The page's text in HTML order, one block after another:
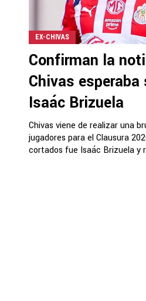
EX-CHIVAS
Confirman la
Chivas esperaba
Isaác Brizuela
Chivas viene de realizar una
jugadores para el Clausura
cortados fue Isaác Brizuela y